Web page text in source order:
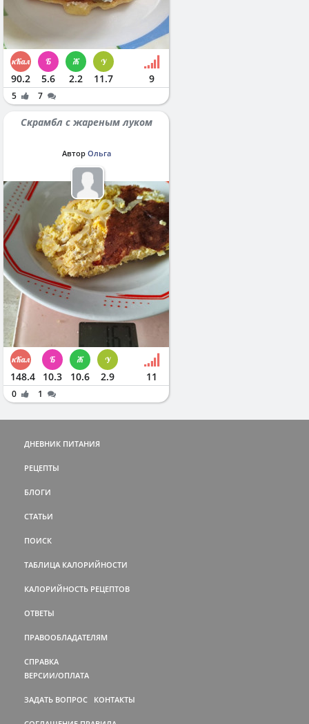
90.2 5.6 2.2 11.7 9
5 7
Скрамбл с жареным луком
Автор Ольга
148.4 10.3 10.6 2.9 11
0 1
ДНЕВНИК ПИТАНИЯ
РЕЦЕПТЫ
БЛОГИ
СТАТЬИ
ПОИСК
ТАБЛИЦА КАЛОРИЙНОСТИ
КАЛОРИЙНОСТЬ РЕЦЕПТОВ
ОТВЕТЫ
ПРАВООБЛАДАТЕЛЯМ
СПРАВКА
ВЕРСИИ/ОПЛАТА
ЗАДАТЬ ВОПРОС КОНТАКТЫ